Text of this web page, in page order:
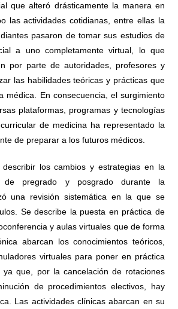
que alteró drásticamente la manera en
las actividades cotidianas, entre ellas la
pasaron de tomar sus estudios de
a uno completamente virtual, lo que
por parte de autoridades, profesores y
las habilidades teóricas y prácticas que
médica. En consecuencia, el surgimiento
plataformas, programas y tecnologías
de medicina ha representado la
de preparar a los futuros médicos.
los cambios y estrategias en la
de pregrado y posgrado durante la
una revisión sistemática en la que se
Se describe la puesta en práctica de
y aulas virtuales que de forma
abarcan los conocimientos teóricos,
virtuales para poner en práctica
ya que, por la cancelación de rotaciones
de procedimientos electivos, hay
Las actividades clínicas abarcan en su